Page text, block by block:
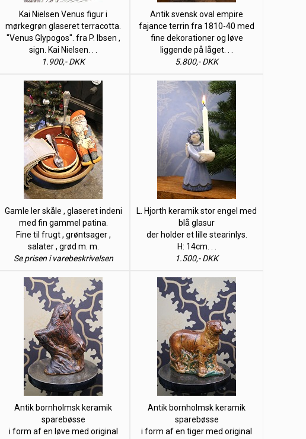
Kai Nielsen Venus figur i
mørkegrøn glaseret terracotta.
"Venus Glypogos". fra P. Ibsen ,
sign. Kai Nielsen. . .
1.900,- DKK
Antik svensk oval empire
fajance terrin fra 1810-40 med
fine dekorationer og løve
liggende på låget. . .
5.800,- DKK
Gamle ler skåle , glaseret indeni
med fin gammel patina.
Fine til frugt , grøntsager ,
salater , grød m. m.
Se prisen i varebeskrivelsen
L. Hjorth keramik stor engel med
blå glasur
der holder et lille stearinlys.
H: 14cm. . .
1.500,- DKK
Antik bornholmsk keramik
sparebøsse
i form af en løve med original
Antik bornholmsk keramik
sparebøsse
i form af en tiger med original